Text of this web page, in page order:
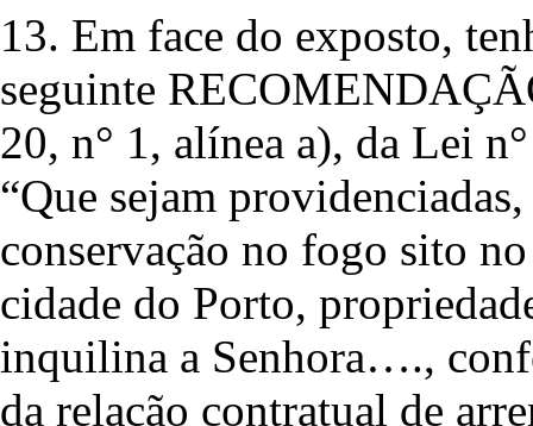
13. Em face do exposto,
seguinte
20, n° 1, alínea a), da Lei
“Que sejam
conservação no fogo sito
cidade do Porto,
inquilina a Senhora….,
da relação contratual de